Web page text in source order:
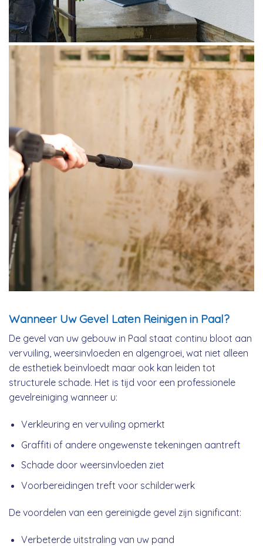
Wanneer Uw Gevel Laten Reinigen in Paal?
De gevel van uw gebouw in Paal staat continu bloot aan
vervuiling, weersinvloeden en algengroei, wat niet alleen
de esthetiek beïnvloedt maar ook kan leiden tot
structurele schade. Het is tijd voor een professionele
gevelreiniging wanneer u:
Verkleuring en vervuiling opmerkt
Graffiti of andere ongewenste tekeningen aantreft
Schade door weersinvloeden ziet
Voorbereidingen treft voor schilderwerk
De voordelen van een gereinigde gevel zijn significant:
Verbeterde uitstraling van uw pand